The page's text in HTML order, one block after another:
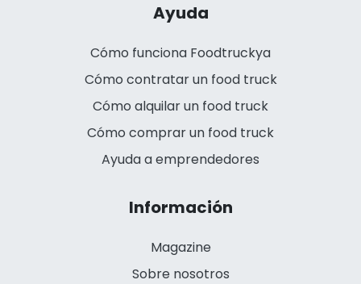
Ayuda
Cómo funciona Foodtruckya
Cómo contratar un food truck
Cómo alquilar un food truck
Cómo comprar un food truck
Ayuda a emprendedores
Información
Magazine
Sobre nosotros